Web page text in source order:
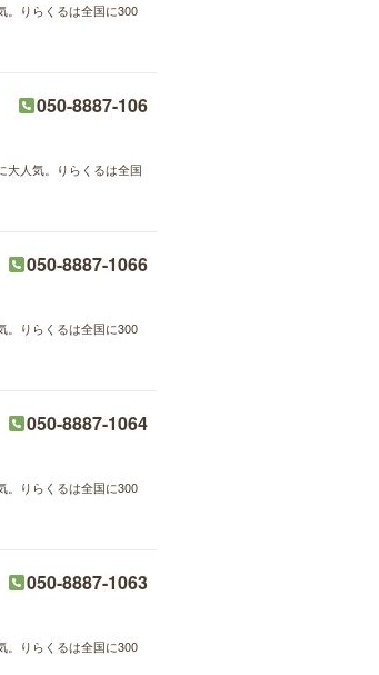
。りらくるは全国に300
050-8887-106
大人気。りらくるは全国
050-8887-1066
。りらくるは全国に300
050-8887-1064
。りらくるは全国に300
050-8887-1063
。りらくるは全国に300